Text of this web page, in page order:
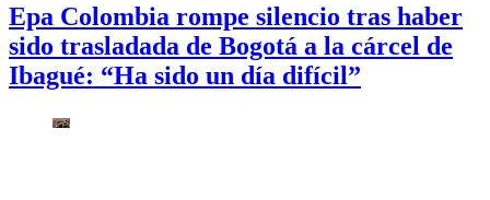
Epa Colombia rompe silencio tras haber
sido trasladada de Bogotá a la cárcel de
Ibagué: “Ha sido un día difícil”